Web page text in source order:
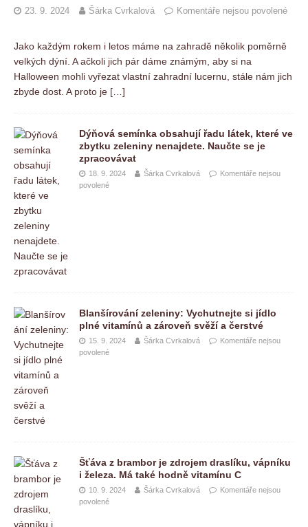
23. 9. 2024 Šárka Cvrkalová Komentáře nejsou povolené
Jako každým rokem i letos máme na zahradě několik poměrně
velkých dýní. A ačkoli jich pár dáme známým, aby si na
Halloween mohli vyřezat vlastní zahradní lucernu, stále nám jich
zbyde dost. A proto je […]
Dýňová semínka obsahují řadu látek, které ve
zbytku zeleniny nenajdete. Naučte se je
zpracovávat
18. 9. 2024 Šárka Cvrkalová
Komentáře nejsou
povolené
Blanšírování zeleniny: Vychutnejte si jídlo
plné vitamínů a zároveň svěží a čerstvé
15. 9. 2024 Šárka Cvrkalová
Komentáře nejsou
povolené
Šťáva z brambor je zdrojem draslíku, vápníku
i železa. Má také hodně vitamínu C
10. 9. 2024 Šárka Cvrkalová
Komentáře nejsou
povolené